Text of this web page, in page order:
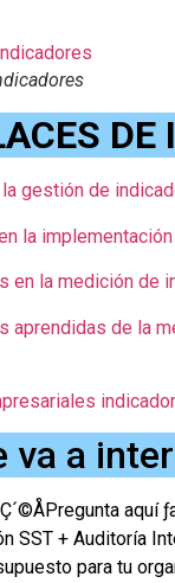
DE
gestión de
la
en la medición de
aprendidas de la
va a
aquí
SST + Auditoría
para tu